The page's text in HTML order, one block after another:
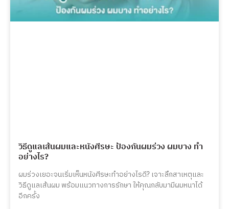
วิธีดูแลเส้นผมและหนังศีรษะ ป้องกันผมร่วง ผมบาง ทำ
อย่างไร?
ผมร่วงเยอะจนเริ่มเห็นหนังศีรษะทำอย่างไรดี? เจาะลึกสาเหตุและ
วิธีดูแลเส้นผม พร้อมแนวทางการรักษา ให้คุณกลับมามีผมหนาได้
อีกครั้ง